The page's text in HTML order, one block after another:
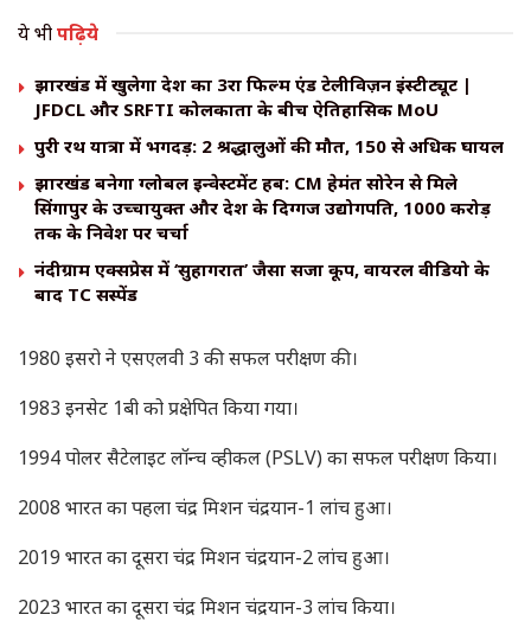
ये भीपढ़िये
झारखंड में खुलेगा देश का 3रा फिल्म एंड टेलीविज़न इंस्टीट्यूट |
JFDCL और SRFTI कोलकाता के बीच ऐतिहासिक MoU
पुरी रथ यात्रा में भगदड़: 2 श्रद्धालुओं की मौत, 150 से अधिक घायल
झारखंड बनेगा ग्लोबल इन्वेस्टमेंट हब: CM हेमंत सोरेन से मिले
सिंगापुर के उच्चायुक्त और देश के दिग्गज उद्योगपति, ₹1000 करोड़
तक के निवेश पर चर्चा
नंदीग्राम एक्सप्रेस में ‘सुहागरात’ जैसा सजा कूप, वायरल वीडियो के
बाद TC सस्पेंड
1980 इसरो ने एसएलवी 3 की सफल परीक्षण की।
1983 इनसेट 1बी को प्रक्षेपित किया गया।
1994 पोलर सैटेलाइट लॉन्च व्हीकल (PSLV) का सफल परीक्षण किया।
2008 भारत का पहला चंद्र मिशन चंद्रयान-1 लांच हुआ।
2019 भारत का दूसरा चंद्र मिशन चंद्रयान-2 लांच हुआ।
2023 भारत का दूसरा चंद्र मिशन चंद्रयान-3 लांच किया।